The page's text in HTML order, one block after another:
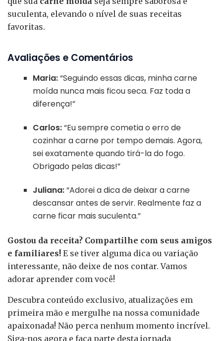
suculenta, elevando o nível de suas receitas
favoritas.
Avaliações e Comentários
Maria:“Seguindo essas dicas, minha carne
moída nunca mais ficou seca. Faz toda a
diferença!”
Carlos:“Eu sempre cometia o erro de
cozinhar a carne por tempo demais. Agora,
sei exatamente quando tirá-la do fogo.
Obrigado pelas dicas!”
Juliana:“Adorei a dica de deixar a carne
descansar antes de servir. Realmente faz a
carne ficar mais suculenta.”
Gostou da receita? Compartilhe com seus amigos
e familiares! E se tiver alguma dica ou variação
interessante, não deixe de nos contar. Vamos
adorar aprender com você!
Descubra conteúdo exclusivo, atualizações em
primeira mão e mergulhe na nossa comunidade
apaixonada! Não perca nenhum momento incrível.
Siga-nos agora e faça parte desta jornada